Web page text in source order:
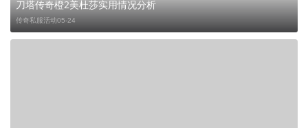
刀塔传奇橙2美杜莎实用情况分析
传奇私服活动05-24